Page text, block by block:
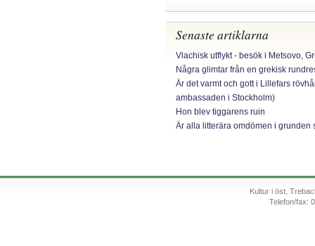
Senaste artiklarna
Vlachisk utflykt - besök i Metsovo,
Några glimtar från en grekisk
Är det varmt och gott i Lillefars
ambassaden i Stockholm)
Hon blev tiggarens ruin
Är alla litterära omdömen i grunden
Kultur i öst,
Telefon/fax: